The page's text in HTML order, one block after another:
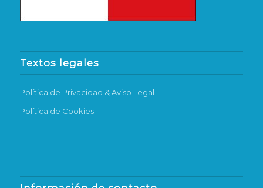
Textos legales
Política de Privacidad & Aviso Legal
Política de Cookies